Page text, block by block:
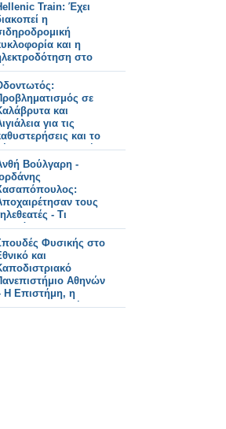
Train: Έχει
η
και η
στο
του
σε
και
για τις
και το
της ιστορικής
Βούλγαρη -
τους
- Τι
το
τους
Φυσικής στο
και
Αθηνών
Η Επιστήμη, η
η Διεθνής